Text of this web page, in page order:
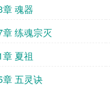
魂器
章 练魂宗灭
夏祖
章 五灵诀